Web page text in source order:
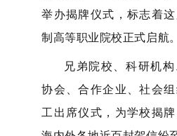
举办揭牌仪式， 标志着
制高等职业院校正式启航。
兄弟院校、科研机
协会、合作企业、社会
工出席仪式，为学校揭